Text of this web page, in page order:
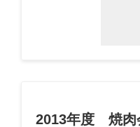
2013年度 焼肉